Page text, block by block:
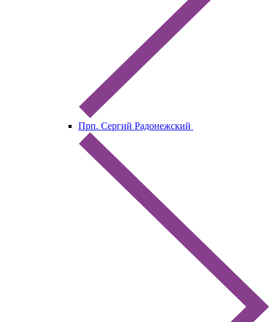
Прп. Сергий Радонежский